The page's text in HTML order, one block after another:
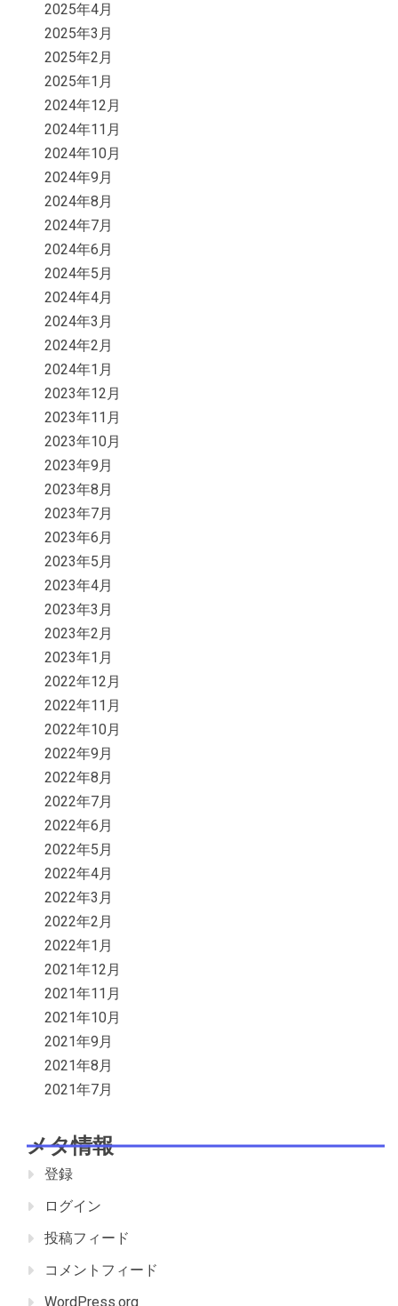
2025年4月
2025年3月
2025年2月
2025年1月
2024年12月
2024年11月
2024年10月
2024年9月
2024年8月
2024年7月
2024年6月
2024年5月
2024年4月
2024年3月
2024年2月
2024年1月
2023年12月
2023年11月
2023年10月
2023年9月
2023年8月
2023年7月
2023年6月
2023年5月
2023年4月
2023年3月
2023年2月
2023年1月
2022年12月
2022年11月
2022年10月
2022年9月
2022年8月
2022年7月
2022年6月
2022年5月
2022年4月
2022年3月
2022年2月
2022年1月
2021年12月
2021年11月
2021年10月
2021年9月
2021年8月
2021年7月
メタ情報
登録
ログイン
投稿フィード
コメントフィード
WordPress.org